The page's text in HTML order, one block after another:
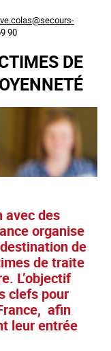
90
DE
avec des
organise
de
de traite
L’objectif
clefs pour
afin
leur entrée